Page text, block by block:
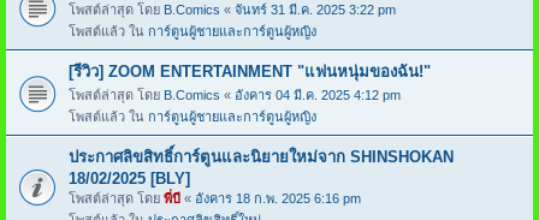
โพสต์ล่าสุด โดย B.Comics « จันทร์ 31 มี.ค. 2025 3:22 pm
โพสต์แล้ว ใน การ์ตูนผู้ชายและการ์ตูนผู้หญิง
[รีวิว] ZOOM ENTERTAINMENT "แฟนหนุ่มของฉัน!"
โพสต์ล่าสุด โดย B.Comics « อังคาร 04 มี.ค. 2025 4:12 pm
โพสต์แล้ว ใน การ์ตูนผู้ชายและการ์ตูนผู้หญิง
ประกาศลิขสิทธิ์การ์ตูนและนิยายใหม่จาก SHINSHOKAN
18/02/2025 [BLY]
โพสต์ล่าสุด โดย พี่บี « อังคาร 18 ก.พ. 2025 6:16 pm